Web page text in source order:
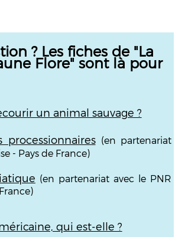
? Les fiches de "La
Flore" sont là pour
un animal sauvage ?
processionnaires (en partenariat
- Pays de France)
(en partenariat avec le PNR
qui est-elle ?